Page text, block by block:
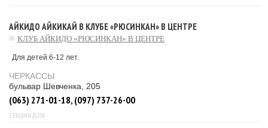
АЙКИДО АЙКИКАЙ В КЛУБЕ «РЮСИНКАН» В ЦЕНТРЕ
КЛУБ АЙКИДО «РЮСИНКАН» В ЦЕНТРЕ
Для детей 6-12 лет.
ЧЕРКАССЫ
бульвар Шевченка, 205
(063) 271-01-18, (097) 737-26-00
СЕКЦИЯ ДЛЯ